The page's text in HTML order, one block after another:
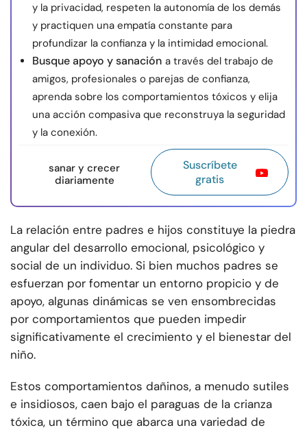
y la privacidad, respeten la autonomía de los demás
y practiquen una empatía constante para
profundizar la confianza y la intimidad emocional.
Busque apoyo y sanación a través del trabajo de
amigos, profesionales o parejas de confianza,
aprenda sobre los comportamientos tóxicos y elija
una acción compasiva que reconstruya la seguridad
y la conexión.
sanar y crecer
diariamente
Suscríbete
gratis
La relación entre padres e hijos constituye la piedra
angular del desarrollo emocional, psicológico y
social de un individuo. Si bien muchos padres se
esfuerzan por fomentar un entorno propicio y de
apoyo, algunas dinámicas se ven ensombrecidas
por comportamientos que pueden impedir
significativamente el crecimiento y el bienestar del
niño.
Estos comportamientos dañinos, a menudo sutiles
e insidiosos, caen bajo el paraguas de la crianza
tóxica, un término que abarca una variedad de